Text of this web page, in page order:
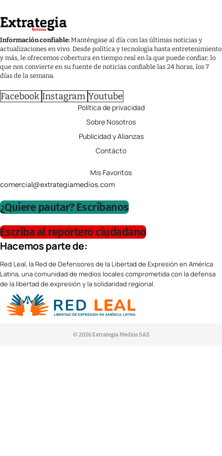
Información confiable:Manténgase al día con las últimas noticias y
actualizaciones en vivo. Desde política y tecnología hasta entretenimiento
y más, le ofrecemos cobertura en tiempo real en la que puede confiar, lo
que nos convierte en su fuente de noticias confiable las 24 horas, los 7
días de la semana.
Facebook Instagram Youtube
Política de privacidad
Sobre Nosotros
Publicidad y Alianzas
Contácto
Mis Favoritos
comercial@extrategiamedios.com
¿Quiere pautar? Escríbanos
Escriba al reportero ciudadano
Hacemos parte de:
Red Leal, la Red de Defensores de la Libertad de Expresión en América
Latina, una comunidad de medios locales comprometida con la defensa
de la libertad de expresión y la solidaridad regional.
© 2026 Extrategia Medios SAS